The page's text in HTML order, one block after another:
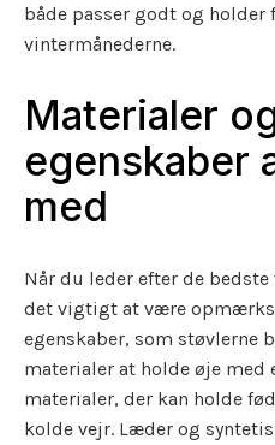
både passer godt og holder
vintermånederne.
Materialer
egenskaber
med
Når du leder efter de
det vigtigt at være
egenskaber, som støvlerne
materialer at holde øje
materialer, der kan holde
kolde vejr. Læder og